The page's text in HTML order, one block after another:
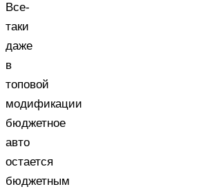
Все-
таки
даже
в
топовой
модификации
бюджетное
авто
остается
бюджетным